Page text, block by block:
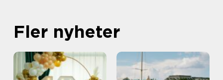
Fler nyheter